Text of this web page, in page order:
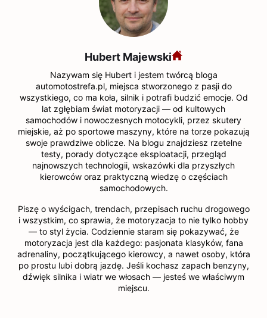
Hubert Majewski
Nazywam się Hubert i jestem twórcą bloga
automotostrefa.pl, miejsca stworzonego z pasji do
wszystkiego, co ma koła, silnik i potrafi budzić emocje. Od
lat zgłębiam świat motoryzacji — od kultowych
samochodów i nowoczesnych motocykli, przez skutery
miejskie, aż po sportowe maszyny, które na torze pokazują
swoje prawdziwe oblicze. Na blogu znajdziesz rzetelne
testy, porady dotyczące eksploatacji, przegląd
najnowszych technologii, wskazówki dla przyszłych
kierowców oraz praktyczną wiedzę o częściach
samochodowych.
Piszę o wyścigach, trendach, przepisach ruchu drogowego
i wszystkim, co sprawia, że motoryzacja to nie tylko hobby
— to styl życia. Codziennie staram się pokazywać, że
motoryzacja jest dla każdego: pasjonata klasyków, fana
adrenaliny, początkującego kierowcy, a nawet osoby, która
po prostu lubi dobrą jazdę. Jeśli kochasz zapach benzyny,
dźwięk silnika i wiatr we włosach — jesteś we właściwym
miejscu.